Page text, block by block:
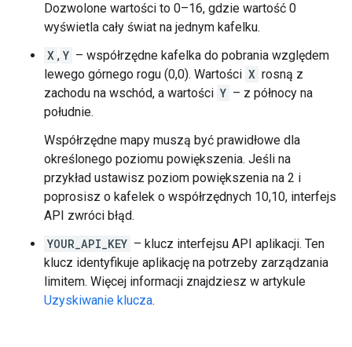
Dozwolone wartości to 0–16, gdzie wartość 0
wyświetla cały świat na jednym kafelku.
X , Y – współrzędne kafelka do pobrania względem
lewego górnego rogu (0,0). Wartości X rosną z
zachodu na wschód, a wartości Y – z północy na
południe.
Współrzędne mapy muszą być prawidłowe dla
określonego poziomu powiększenia. Jeśli na
przykład ustawisz poziom powiększenia na 2 i
poprosisz o kafelek o współrzędnych 10,10, interfejs
API zwróci błąd.
YOUR_API_KEY – klucz interfejsu API aplikacji. Ten
klucz identyfikuje aplikację na potrzeby zarządzania
limitem. Więcej informacji znajdziesz w artykule
Uzyskiwanie klucza.